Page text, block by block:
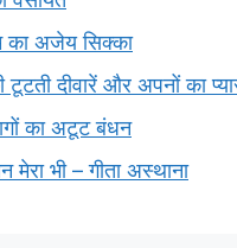
का अजेय सिक्का
दीवारें और अपनों का
का अटूट बंधन
मेरा भी – गीता अस्थाना